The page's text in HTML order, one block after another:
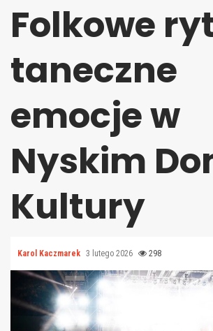
Folkowe
taneczne
emocje w
Nyskim
Kultury
Karol Kaczmarek 3 lutego 2026 298